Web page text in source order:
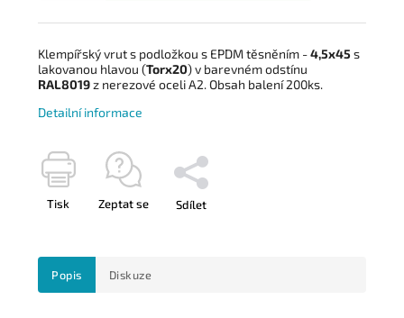
Klempířský vrut s podložkou s EPDM těsněním -4,5x45 s
lakovanou hlavou (Torx20) v barevném odstínu
RAL8019z nerezové oceli A2. Obsah balení 200ks.
Detailní informace
Tisk Zeptat se Sdílet
Popis Diskuze